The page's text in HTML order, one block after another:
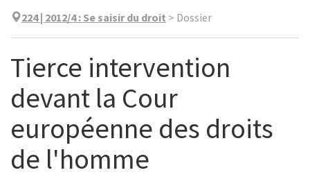
224 | 2012/4: Se saisir du droit > Dossier
Tierce intervention
devant la Cour
européenne des droits
de l'homme